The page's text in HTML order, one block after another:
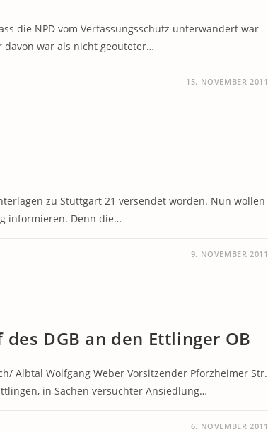
die NPD vom Verfassungsschutz unterwandert war
davon war als nicht geouteter…
15. NOVEMBER 2011
zu Stuttgart 21 versendet worden. Nun wollen
informieren. Denn die…
9. NOVEMBER 2011
DGB an den Ettlinger OB
Albtal Wolfgang Weber Vorsitzender Pforzheimer Str.
in Sachen versuchter Ansiedlung…
6. NOVEMBER 2011